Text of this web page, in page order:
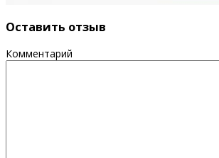
Оставить отзыв
Комментарий